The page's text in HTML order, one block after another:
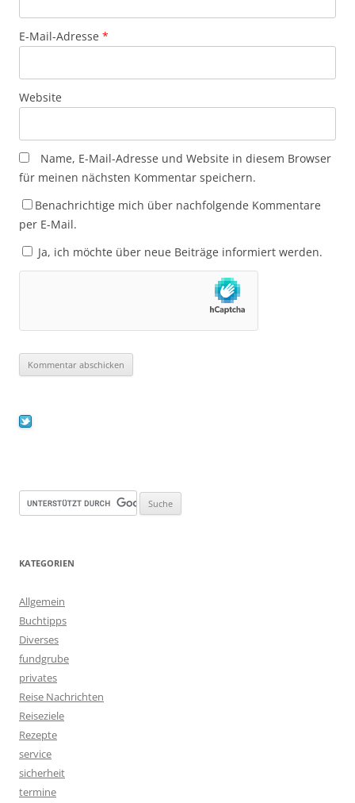
E-Mail-Adresse *
Website
Name, E-Mail-Adresse und Website in diesem Browser
für meinen nächsten Kommentar speichern.
Benachrichtige mich über nachfolgende Kommentare
per E-Mail.
Ja, ich möchte über neue Beiträge informiert werden.
KATEGORIEN
Allgemein
Buchtipps
Diverses
fundgrube
privates
Reise Nachrichten
Reiseziele
Rezepte
service
sicherheit
termine